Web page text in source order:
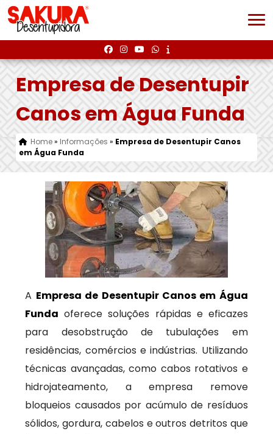
Empresa de Desentupir
Canos em Água Funda
Home» Informações » Empresa de Desentupir Canos
em Água Funda
A Empresa de Desentupir Canos em Água
Funda oferece soluções rápidas e eficazes
para desobstrução de tubulações em
residências, comércios e indústrias. Utilizando
técnicas avançadas, como cabos rotativos e
hidrojateamento, a empresa remove
bloqueios causados por acúmulo de resíduos
sólidos, gordura, cabelos e outros detritos que